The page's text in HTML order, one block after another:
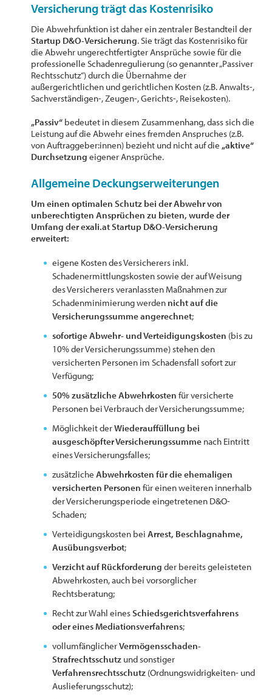
Versicherung trägt das Kostenrisiko
Die Abwehrfunktion ist daher ein zentraler Bestandteil der
Startup D&O-Versicherung. Sie trägt das Kostenrisiko für
die Abwehr ungerechtfertigter Ansprüche sowie für die
professionelle Schadenregulierung (so genannter „Passiver
Rechtsschutz“) durch die Übernahme der
außergerichtlichen und gerichtlichen Kosten (z.B. Anwalts-,
Sachverständigen-, Zeugen-, Gerichts-, Reisekosten).
„Passiv“ bedeutet in diesem Zusammenhang, dass sich die
Leistung auf die Abwehr eines fremden Anspruches (z.B.
von Auftraggeber:innen) bezieht und nicht auf die „aktive“
Durchsetzung eigener Ansprüche.
Allgemeine Deckungserweiterungen
Um einen optimalen Schutz bei der Abwehr von
unberechtigten Ansprüchen zu bieten, wurde der
Umfang der exali.at Startup D&O-Versicherung
erweitert:
eigene Kosten des Versicherers inkl.
Schadenermittlungskosten sowie der auf Weisung
des Versicherers veranlassten Maßnahmen zur
Schadenminimierung werden nicht auf die
Versicherungssumme angerechnet;
sofortige Abwehr- und Verteidigungskosten (bis zu
10% der Versicherungssumme) stehen den
versicherten Personen im Schadensfall sofort zur
Verfügung;
50% zusätzliche Abwehrkosten für versicherte
Personen bei Verbrauch der Versicherungssumme;
Möglichkeit derWiederauffüllung bei
ausgeschöpfter Versicherungssumme nach Eintritt
eines Versicherungsfalles;
zusätzlicheAbwehrkosten für die ehemaligen
versicherten Personen für einen weiteren innerhalb
der Versicherungsperiode eingetretenen D&O-
Schaden;
Verteidigungskosten beiArrest, Beschlagnahme,
Ausübungsverbot;
Verzicht auf Rückforderung der bereits geleisteten
Abwehrkosten, auch bei vorsorglicher
Rechtsberatung;
Recht zur Wahl einesSchiedsgerichtsverfahrens
oder eines Mediationsverfahrens;
vollumfänglicherVermögensschaden-
Strafrechtsschutz und sonstiger
Verfahrensrechtsschutz (Ordnungswidrigkeiten- und
Auslieferungsschutz);